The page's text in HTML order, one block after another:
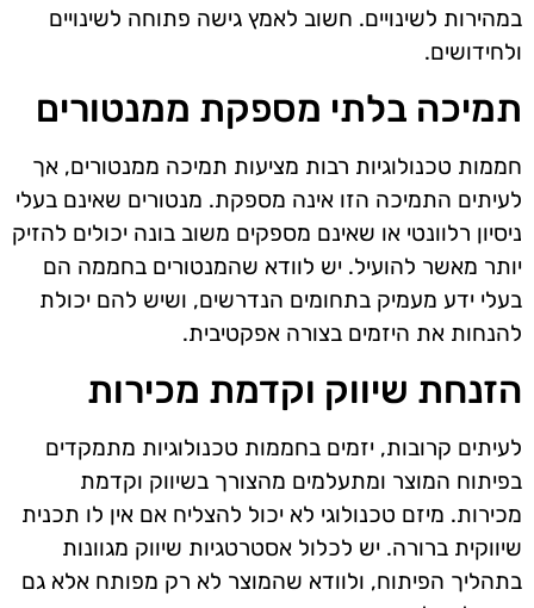
במהירות לשינויים. חשוב לאמץ גישה פתוחה לשינויים
ולחידושים.
תמיכה בלתי מספקת ממנטורים
חממות טכנולוגיות רבות מציעות תמיכה ממנטורים, אך
לעיתים התמיכה הזו אינה מספקת. מנטורים שאינם בעלי
ניסיון רלוונטי או שאינם מספקים משוב בונה יכולים להזיק
יותר מאשר להועיל. יש לוודא שהמנטורים בחממה הם
בעלי ידע מעמיק בתחומים הנדרשים, ושיש להם יכולת
להנחות את היזמים בצורה אפקטיבית.
הזנחת שיווק וקדמת מכירות
לעיתים קרובות, יזמים בחממות טכנולוגיות מתמקדים
בפיתוח המוצר ומתעלמים מהצורך בשיווק וקדמת
מכירות. מיזם טכנולוגי לא יכול להצליח אם אין לו תכנית
שיווקית ברורה. יש לכלול אסטרטגיות שיווק מגוונות
בתהליך הפיתוח, ולוודא שהמוצר לא רק מפותח אלא גם